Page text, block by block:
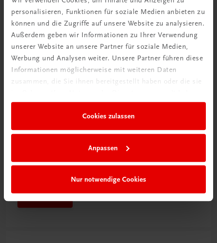
personalisieren, Funktionen für soziale Medien anbieten zu
können und die Zugriffe auf unsere Website zu analysieren.
Außerdem geben wir Informationen zu Ihrer Verwendung
unserer Website an unsere Partner für soziale Medien,
Werbung und Analysen weiter. Unsere Partner führen diese
Informationen möglicherweise mit weiteren Daten
zusammen, die Sie ihnen bereitgestellt haben oder die sie
Cookies zulassen
Anpassen
Nur notwendige Cookies
Mehr dazu
Schon entdeckt?
Ratgeber Schulpraxis